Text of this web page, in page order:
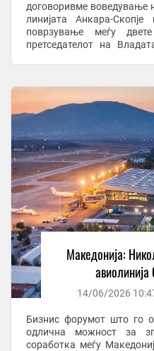
договоривме воведување
линијата Анкара-
поврзување меѓу
претседателот на
Македонија:
авиолинија
14/06/2026
Бизнис форумот што го
одлична можност за
соработка меѓу